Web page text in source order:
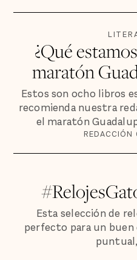
¿Qué
maratón
Estos son ocho libros
recomienda nuestra
el maratón
REDACCIÓN
Esta selección de
perfecto para un